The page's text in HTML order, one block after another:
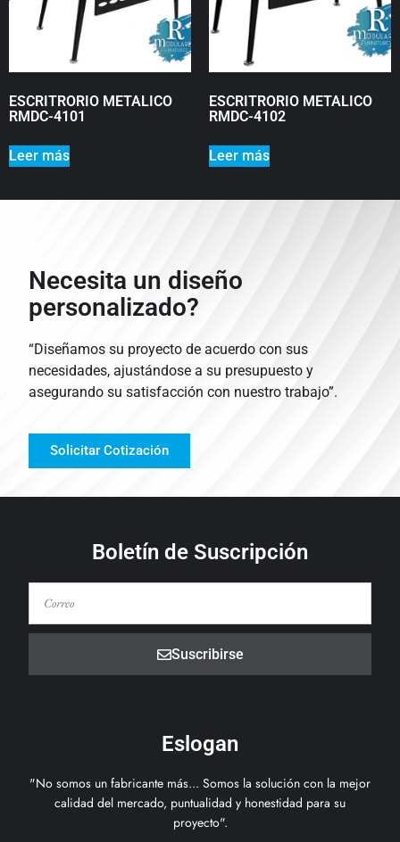
ESCRITRORIO METALICO
RMDC-4101
Leer más
ESCRITRORIO METALICO
RMDC-4102
Leer más
Necesita un diseño
personalizado?
“Diseñamos su proyecto de acuerdo con sus
necesidades, ajustándose a su presupuesto y
asegurando su satisfacción con nuestro trabajo”.
Solicitar Cotización
Boletín de Suscripción
Suscribirse
Eslogan
"No somos un fabricante más... Somos la solución con la mejor
calidad del mercado, puntualidad y honestidad para su
proyecto".